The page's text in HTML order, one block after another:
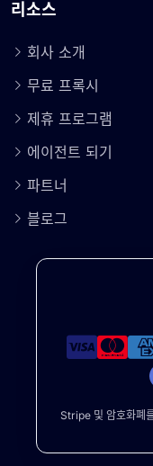
리소스
회사 소개
무료 프록시
제휴 프로그램
에이전트 되기
파트너
블로그
Stripe 및 암호화폐